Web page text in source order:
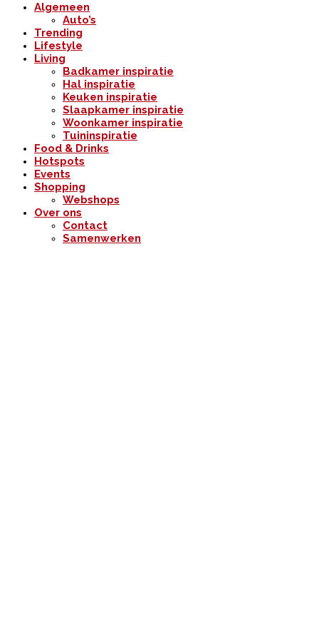
Algemeen
Auto’s
Trending
Lifestyle
Living
Badkamer inspiratie
Hal inspiratie
Keuken inspiratie
Slaapkamer inspiratie
Woonkamer inspiratie
Tuininspiratie
Food & Drinks
Hotspots
Events
Shopping
Webshops
Over ons
Contact
Samenwerken